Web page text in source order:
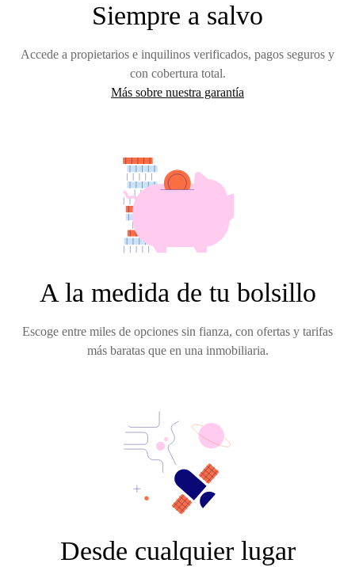
Siempre a salvo
Accede a propietarios e inquilinos verificados, pagos seguros y
con cobertura total.
Más sobre nuestra garantía
A la medida de tu bolsillo
Escoge entre miles de opciones sin fianza, con ofertas y tarifas
más baratas que en una inmobiliaria.
Desde cualquier lugar